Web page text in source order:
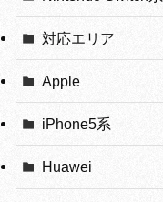
対応エリア
Apple
iPhone5系
Huawei